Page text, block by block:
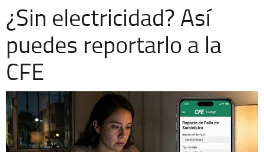
Cronos
Economía
Espectáculos
Extra +
¿Sin electricidad? Así
puedes reportarlo a la
CFE